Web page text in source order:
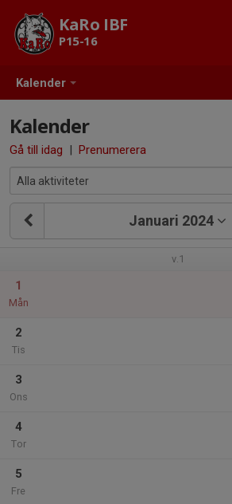
Kalender
KaRo IBF
P15-16
Kalender
Gå till idag | Prenumerera
Januari 2024
v.1
1
Mån
2
Tis
3
Ons
4
Tor
5
Fre